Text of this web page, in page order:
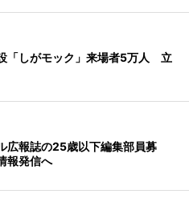
「しがモック」来場者5万人 立
広報誌の25歳以下編集部員募
報発信へ